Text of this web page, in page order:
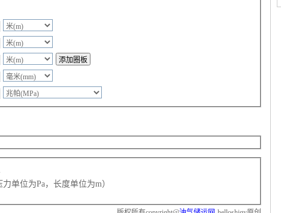
单位为Pa，长度单位为m）